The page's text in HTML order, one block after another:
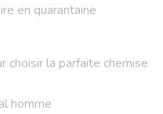
en quarantaine
choisir la parfaite chemise
homme